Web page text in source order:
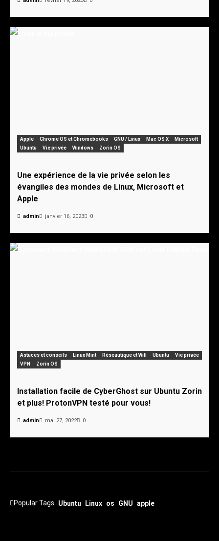
Apple Chrome OS et Chromebooks GNU / Linux Mac OS X
Microsoft
Ubuntu
Vie privée Windows Zorin OS
Une expérience de la vie privée selon les
évangiles des mondes de Linux, Microsoft et
Apple
admin janvier 16, 2023 0
Astuces et conseils Linux Mint Réseautique et Wifi Ubuntu
Vie privée
VPN
Zorin OS
Installation facile de CyberGhost sur Ubuntu Zorin
et plus! ProtonVPN testé pour vous!
admin mai 27, 2022 0
Popular Tags Ubuntu Linux os GNU apple